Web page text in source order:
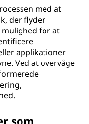
med at
der flyder
mulighed for at
applikationer
Ved at overvåge
som